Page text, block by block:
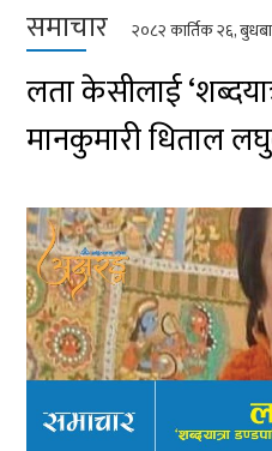
समाचार २०८२ कार्तिक २६,
लता केसीलाई
मानकुमारी धिताल